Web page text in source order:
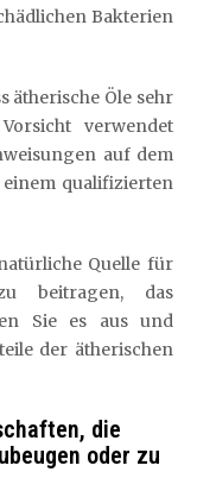
Bakterien
ätherische Öle sehr
verwendet
auf dem
qualifizierten
Quelle für
beitragen, das
Sie es aus und
der ätherischen
die
oder zu